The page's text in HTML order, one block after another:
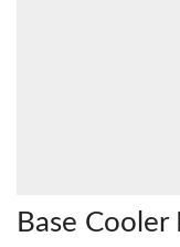
Base